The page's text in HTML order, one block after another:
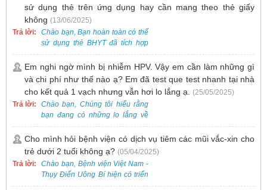
sử dụng thẻ trên ứng dụng hay cần mang theo thẻ giấy
không (13/06/2025)
Trả lời:
Chào bạn, Bạn hoàn toàn có thể
sử dụng thẻ BHYT đã tích hợp
trên ứng dụng VssID khi đến
khám và không cần mang theo
thẻ giấy.
Em nghi ngờ mình bị nhiễm HPV. Vậy em cần làm những gì
và chi phí như thế nào ạ? Em đã test que test nhanh tại nhà
cho kết quả 1 vạch nhưng vẫn hơi lo lắng ạ. (25/05/2025)
Trả lời:
Chào bạn, Chúng tôi hiểu rằng
bạn đang có những lo lắng về
nguy cơ nhiễm HPV. Tại Bệnh
viện Việt Nam - Thụy Điển Uông
Bí, chúng tôi cung cấp các dịch
vụ thăm khám và xét nghiệm
chuyên sâu để phát hiện sớm
HPV và tầm soát ung thư cổ tử
Cho mình hỏi bệnh viện có dịch vụ tiêm các mũi vắc-xin cho
trẻ dưới 2 tuổi không ạ? (05/04/2025)
Trả lời:
Chào bạn, Bệnh viện Việt Nam -
Thụy Điển Uông Bí hiện có triển
khai dịch vụ tiêm vắc-xin cho trẻ